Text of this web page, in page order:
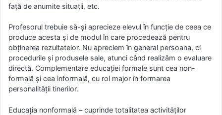
faţă de anumite situaţii, etc.
Profesorul trebuie să-și aprecieze elevul în funcţie de ceea ce
produce acesta și de modul în care procedează pentru
obținerea rezultatelor. Nu apreciem în general persoana, ci
procedurile şi produsele sale, atunci când realizăm o evaluare
directă. Complementare educației formale sunt cea non-
formală și cea informală, cu rol major în formarea
personalității tinerilor.
Educaţia nonformală – cuprinde totalitatea activităţilor